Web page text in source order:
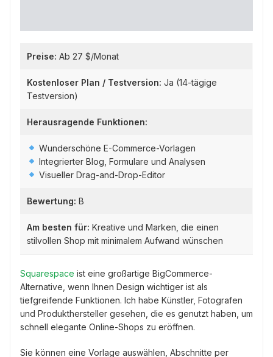
Preise: Ab 27 $/Monat
Kostenloser Plan / Testversion: Ja (14-tägige
Testversion)
Herausragende Funktionen:
Wunderschöne E-Commerce-Vorlagen
Integrierter Blog, Formulare und Analysen
Visueller Drag-and-Drop-Editor
Bewertung: B
Am besten für: Kreative und Marken, die einen
stilvollen Shop mit minimalem Aufwand wünschen
Squarespace ist eine großartige BigCommerce-
Alternative, wenn Ihnen Design wichtiger ist als
tiefgreifende Funktionen. Ich habe Künstler, Fotografen
und Produkthersteller gesehen, die es genutzt haben, um
schnell elegante Online-Shops zu eröffnen.
Sie können eine Vorlage auswählen, Abschnitte per